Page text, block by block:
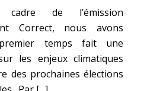
de l’émission
Correct, nous avons
temps fait une
les enjeux climatiques
des prochaines élections